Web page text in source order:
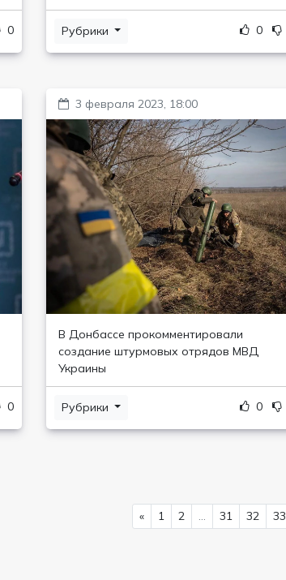
0 Рубрики 0
0
3 февраля 2023, 18:00
В Донбассе прокомментировали
создание штурмовых отрядов МВД
Украины
Рубрики 0
« 1 2 ... 31 32 33